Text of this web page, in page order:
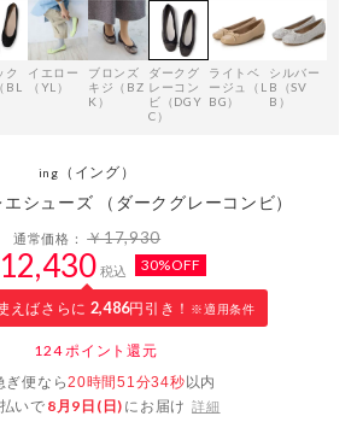
ク
BL
イエロー
（YL）
ブロンズ
キジ（BZ
K）
ダークグ
レーコン
ビ（DGY
C）
ライトベ
ージュ（L
BG）
シルバー
B（SV
B）
ing （イング）
シューズ （ダークグレーコンビ）
通常価格：￥17,930
税込 30%OFF
えばさらに 2,486円引き！ ※適用条件
124ポイント還元
ぎ便なら20時間51分33秒以内
いで 8月9日(日) にお届け 詳細